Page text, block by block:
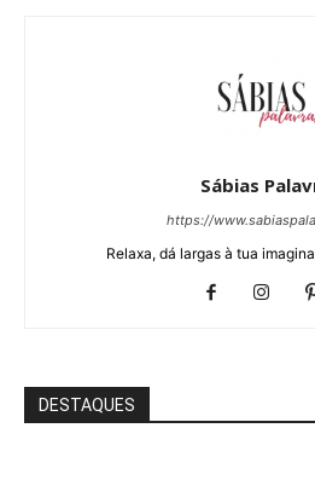
Sábias
https://
Relaxa, dá largas à tua
DESTAQUES